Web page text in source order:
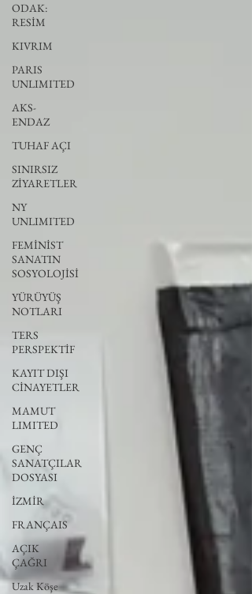
ODAK:
RESİM
KIVRIM
PARIS
UNLIMITED
AKS-
ENDAZ
TUHAF AÇI
SINIRSIZ
ZİYARETLER
NY
UNLIMITED
FEMİNİST
SANATIN
SOSYOLOJİSİ
YÜRÜYÜŞ
NOTLARI
TERS
PERSPEKTİF
KAYIT DIŞI
CİNAYETLER
MAMUT
LIMITED
GENÇ
SANATÇILAR
DOSYASI
İZMİR
FRANÇAIS
AÇIK
ÇAĞRI
Uzak Köşe